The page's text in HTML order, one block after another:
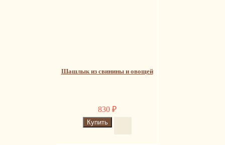
Шашлык из свинины и овощей
830 ₽